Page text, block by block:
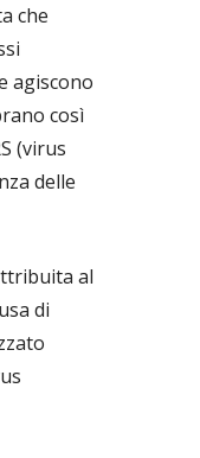
che
agiscono
così
(virus
delle
al
di